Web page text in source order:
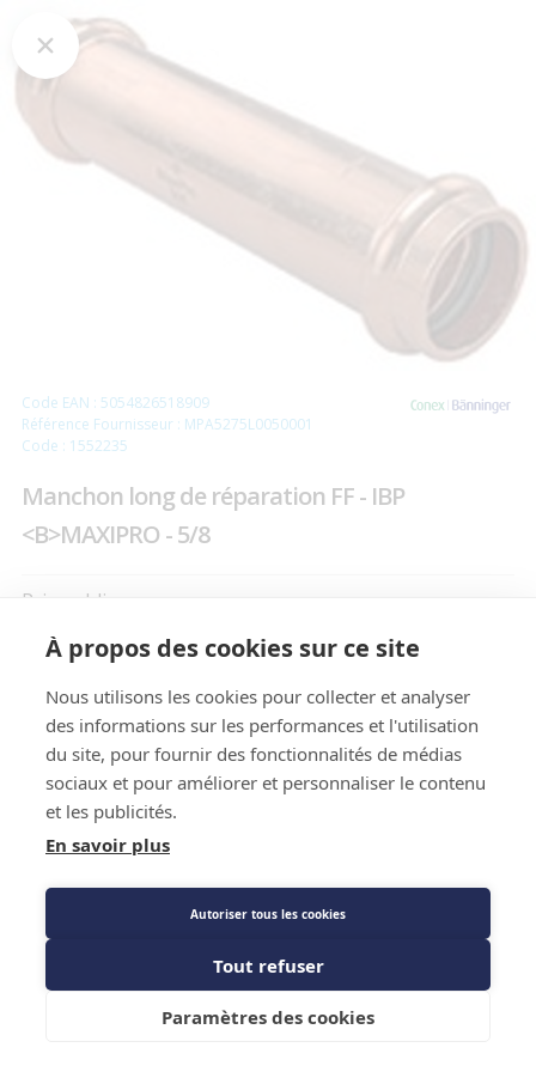
Code EAN : 5054826518909
Référence Fournisseur : MPA5275L0050001
Code : 1552235
Manchon long de réparation FF - IBP
<B>MAXIPRO - 5/8
Prix public
96,05 € TTC /SACHET
Caractéristiques techniques
Caractéristiques techniques
Ajouter au panier
À propos des cookies sur ce site
Nous utilisons les cookies pour collecter et analyser
des informations sur les performances et l'utilisation
du site, pour fournir des fonctionnalités de médias
sociaux et pour améliorer et personnaliser le contenu
et les publicités.
En savoir plus
Autoriser tous les cookies
Tout refuser
Paramètres des cookies